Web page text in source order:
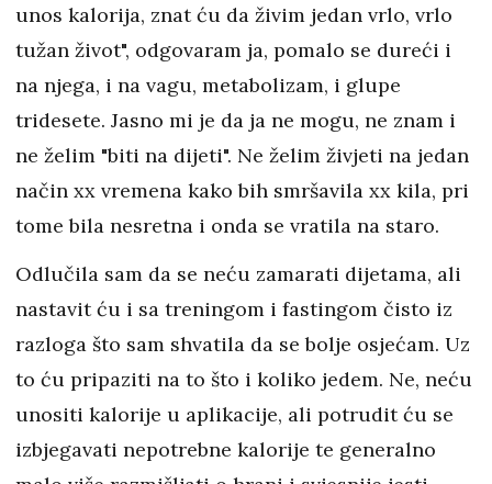
unos kalorija, znat ću da živim jedan vrlo, vrlo
tužan život", odgovaram ja, pomalo se dureći i
na njega, i na vagu, metabolizam, i glupe
tridesete. Jasno mi je da ja ne mogu, ne znam i
ne želim "biti na dijeti". Ne želim živjeti na jedan
način xx vremena kako bih smršavila xx kila, pri
tome bila nesretna i onda se vratila na staro.
Odlučila sam da se neću zamarati dijetama, ali
nastavit ću i sa treningom i fastingom čisto iz
razloga što sam shvatila da se bolje osjećam. Uz
to ću pripaziti na to što i koliko jedem. Ne, neću
unositi kalorije u aplikacije, ali potrudit ću se
izbjegavati nepotrebne kalorije te generalno